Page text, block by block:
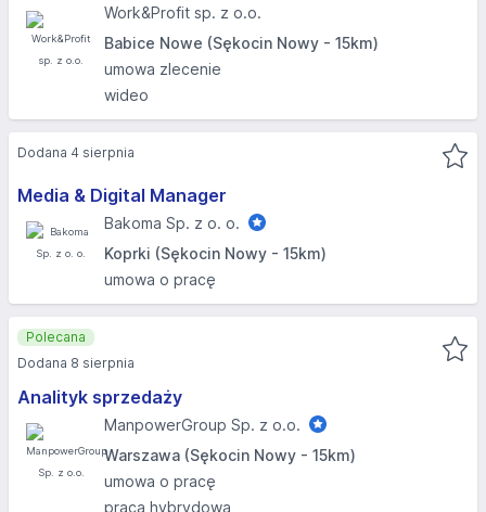
Work&Profit sp. z o.o.
Babice Nowe (Sękocin Nowy - 15km)
umowa zlecenie
wideo
Media & Digital Manager
Bakoma Sp. z o. o.
Koprki (Sękocin Nowy - 15km)
umowa o pracę
Dodana 4 sierpnia
Analityk sprzedaży
ManpowerGroup Sp. z o.o.
Warszawa (Sękocin Nowy - 15km)
umowa o pracę
praca hybrydowa
Polecana
Dodana 8 sierpnia